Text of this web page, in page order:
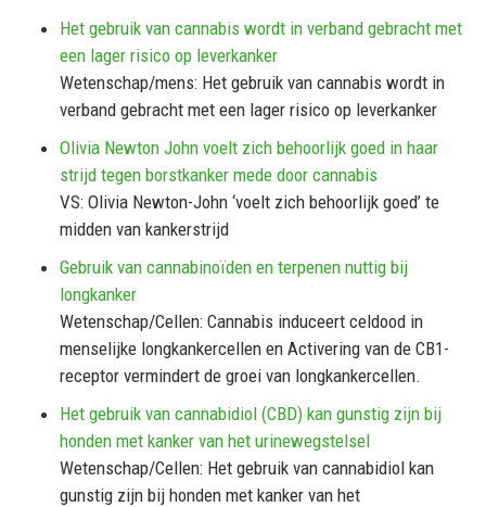
Het gebruik van cannabis wordt in verband gebracht met
een lager risico op leverkanker
Wetenschap/mens: Het gebruik van cannabis wordt in
verband gebracht met een lager risico op leverkanker
Olivia Newton John voelt zich behoorlijk goed in haar
strijd tegen borstkanker mede door cannabis
VS: Olivia Newton-John ‘voelt zich behoorlijk goed’ te
midden van kankerstrijd
Gebruik van cannabinoïden en terpenen nuttig bij
longkanker
Wetenschap/Cellen: Cannabis induceert celdood in
menselijke longkankercellen en Activering van de CB1-
receptor vermindert de groei van longkankercellen.
Het gebruik van cannabidiol (CBD) kan gunstig zijn bij
honden met kanker van het urinewegstelsel
Wetenschap/Cellen: Het gebruik van cannabidiol kan
gunstig zijn bij honden met kanker van het